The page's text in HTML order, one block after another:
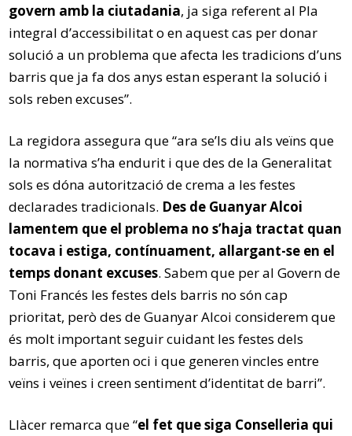
govern amb la ciutadania, ja siga referent al Pla
integral d’accessibilitat o en aquest cas per donar
solució a un problema que afecta les tradicions d’uns
barris que ja fa dos anys estan esperant la solució i
sols reben excuses”.
La regidora assegura que “ara se’ls diu als veïns que
la normativa s’ha endurit i que des de la Generalitat
sols es dóna autorització de crema a les festes
declarades tradicionals. Des de Guanyar Alcoi
lamentem que el problema no s’haja tractat quan
tocava i estiga, contínuament, allargant-se en el
temps donant excuses. Sabem que per al Govern de
Toni Francés les festes dels barris no són cap
prioritat, però des de Guanyar Alcoi considerem que
és molt important seguir cuidant les festes dels
barris, que aporten oci i que generen vincles entre
veïns i veïnes i creen sentiment d’identitat de barri”.
Llàcer remarca que “el fet que siga Conselleria qui